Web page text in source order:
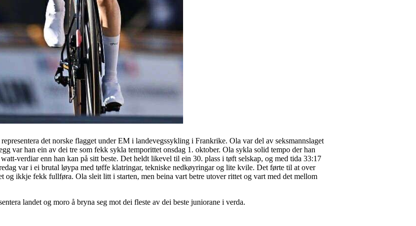
det norske flagget under EM i landevegssykling i Frankrike. Ola var del av seksmannslaget
var han ein av dei tre som fekk sykla temporittet onsdag 1. oktober. Ola sykla solid tempo der han
verdiar enn han kan på sitt beste. Det heldt likevel til ein 30. plass i tøft selskap, og med tida 33:17
var i ei brutal løypa med tøffe klatringar, tekniske nedkøyringar og lite kvile. Det førte til at over
og ikkje fekk fullføra. Ola sleit litt i starten, men beina vart betre utover rittet og vart med det mellom
landet og moro å bryna seg mot dei fleste av dei beste juniorane i verda.